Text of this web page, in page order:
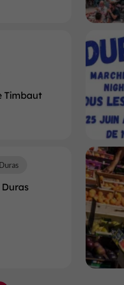
Timbaut
Duras